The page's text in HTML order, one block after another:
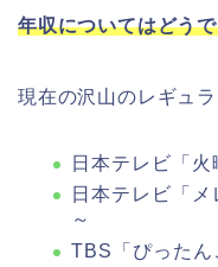
年収についてはどう
現在の沢山のレギュ
日本テレビ「
日本テレビ「
～
TBS「ぴったん